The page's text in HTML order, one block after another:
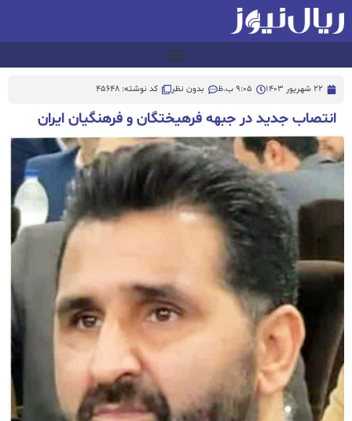
22 شهریور 1403 9:05 ب.ظ بدون نظر کد نوشته: 45648
انتصاب جديد در جبهه فرهیختگان و فرهنگیان ایران